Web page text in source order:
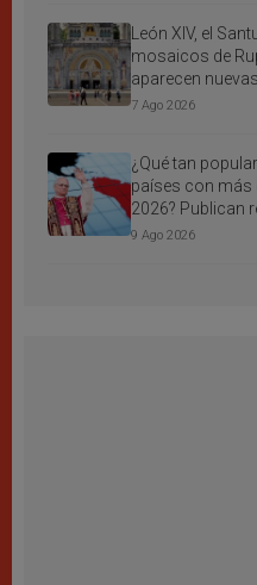
León XIV, el
mosaicos de
aparecen
7 Ago 2026
¿Qué tan
países con más
2026? Publican
9 Ago 2026